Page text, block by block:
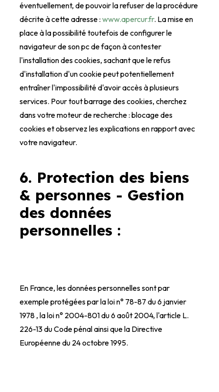
éventuellement, de pouvoir la refuser de la procédure
décrite à cette adresse : www.apercur.fr. La mise en
place à la possibilité toutefois de configurer le
navigateur de son pc de façon à contester
l'installation des cookies, sachant que le refus
d'installation d'un cookie peut potentiellement
entraîner l'impossibilité d'avoir accès à plusieurs
services. Pour tout barrage des cookies, cherchez
dans votre moteur de recherche : blocage des
cookies et observez les explications en rapport avec
votre navigateur.
6. Protection des biens
& personnes - Gestion
des données
personnelles :
En France, les données personnelles sont par
exemple protégées par la loi n° 78-87 du 6 janvier
1978 , la loi n° 2004-801 du 6 août 2004, l'article L.
226-13 du Code pénal ainsi que la Directive
Européenne du 24 octobre 1995.